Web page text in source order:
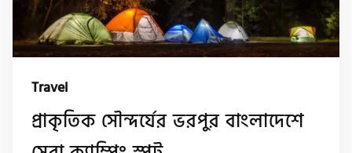
Travel
প্রাকৃতিক সৌন্দর্যের ভরপুর বাংলাদেশে